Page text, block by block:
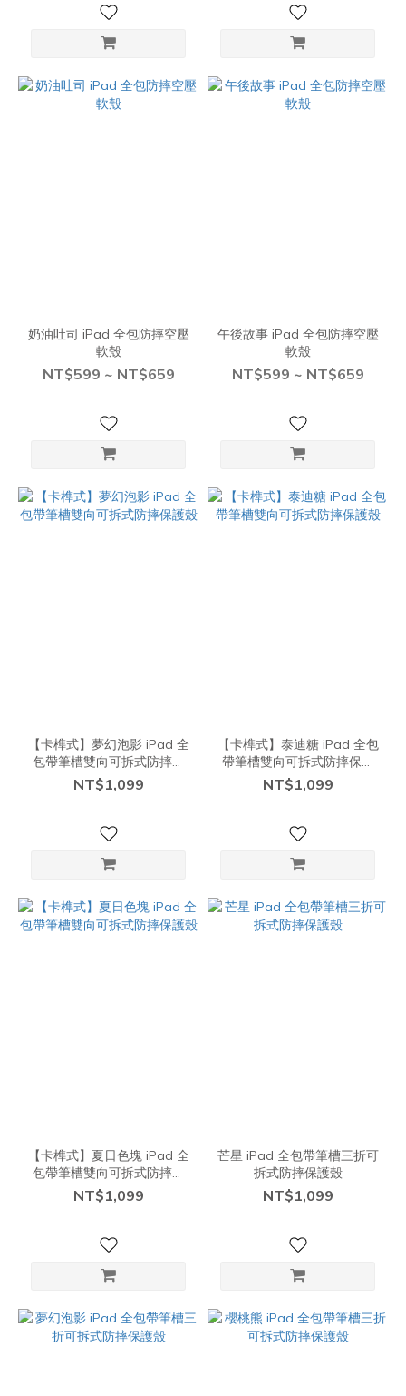
奶油吐司 iPad 全包防摔空壓
軟殼
NT$599 ~ NT$659
午後故事 iPad 全包防摔空壓
軟殼
NT$599 ~ NT$659
【卡榫式】夢幻泡影 iPad 全
包帶筆槽雙向可拆式防摔保
護殼
NT$1,099
【卡榫式】泰迪糖 iPad 全包
帶筆槽雙向可拆式防摔保護
殼
NT$1,099
【卡榫式】夏日色塊 iPad 全
包帶筆槽雙向可拆式防摔保
護殼
NT$1,099
芒星 iPad 全包帶筆槽三折可
拆式防摔保護殼
NT$1,099